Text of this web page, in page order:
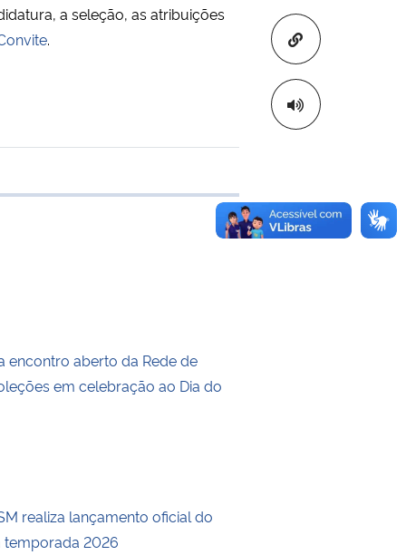
Copiar para
a seleção, as atribuições
.
transferência
encontro aberto da Rede de
em celebração ao Dia do
realiza lançamento oficial do
2026